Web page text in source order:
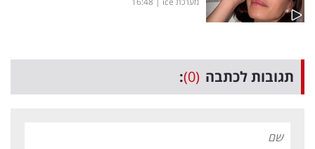
תגובות לכתבה (0)
: